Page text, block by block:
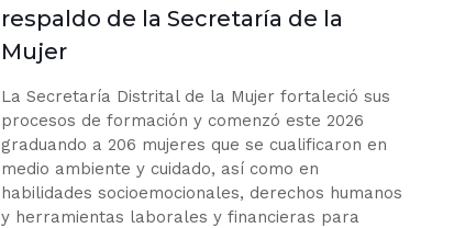
respaldo de la Secretaría de la
Mujer
La Secretaría Distrital de la Mujer fortaleció sus
procesos de formación y comenzó este 2026
graduando a 206 mujeres que se cualificaron en
medio ambiente y cuidado, así como en
habilidades socioemocionales, derechos humanos
y herramientas laborales y financieras para